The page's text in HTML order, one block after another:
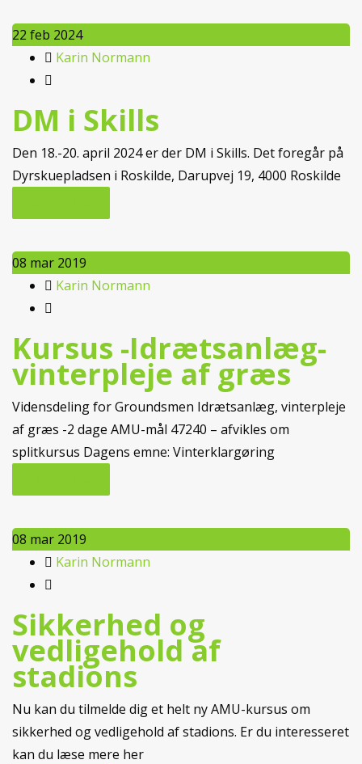
22 feb 2024
Karin Normann
DM i Skills
Den 18.-20. april 2024 er der DM i Skills. Det foregår på
Dyrskuepladsen i Roskilde, Darupvej 19, 4000 Roskilde
08 mar 2019
Karin Normann
Kursus -Idrætsanlæg-
vinterpleje af græs
Vidensdeling for Groundsmen Idrætsanlæg, vinterpleje
af græs -2 dage AMU-mål 47240 – afvikles om
splitkursus Dagens emne: Vinterklargøring
08 mar 2019
Karin Normann
Sikkerhed og
vedligehold af
stadions
Nu kan du tilmelde dig et helt ny AMU-kursus om
sikkerhed og vedligehold af stadions. Er du interesseret
kan du læse mere her